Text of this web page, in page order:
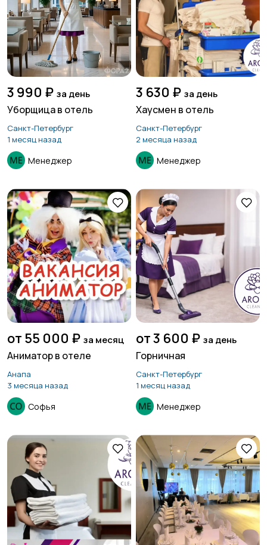
3 990 ₽ за день
Уборщица в отель
Санкт-Петербург
1 месяц назад
Менеджер
3 630 ₽ за день
Хаусмен в отель
Санкт-Петербург
2 месяца назад
Менеджер
от 55 000 ₽ за месяц
Аниматор в отеле
Анапа
3 месяца назад
Софья
от 3 600 ₽ за день
Горничная
Санкт-Петербург
1 месяц назад
Менеджер